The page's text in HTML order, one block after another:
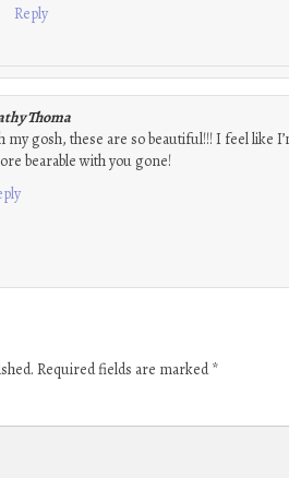
Reply
Thoma
my gosh, these are so beautiful!!! I feel like
bearable with you gone!
Required fields are marked*